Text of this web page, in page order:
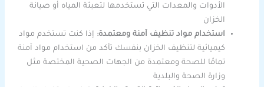
الأدوات والمعدات التي تستخدمها لتعبئة المياه أو صيانة
الخزان
استخدام مواد تنظيف آمنة ومعتمدة: إذا كنت تستخدم مواد
كيميائية لتنظيف الخزان بنفسك تأكد من استخدام مواد آمنة
تمامًا للصحة ومعتمدة من الجهات الصحية المختصة مثل
وزارة الصحة والبلدية